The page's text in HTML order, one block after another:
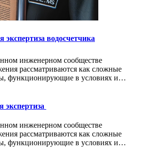
экспертиза водосчетчика
инженерном сообществе
рассматриваются как сложные
функционирующие в условиях и…
экспертиза
инженерном сообществе
рассматриваются как сложные
функционирующие в условиях и…